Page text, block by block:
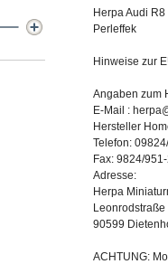
Herpa Audi
Perleffek
Hinweise zur
Angaben zum
E-Mail :
Hersteller
Telefon:
Fax: 9824/
Adresse:
Herpa
90599
ACHTUNG: